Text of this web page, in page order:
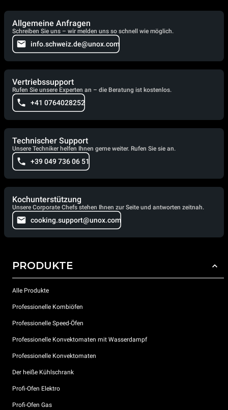
Allgemeine Anfragen
Schreiben Sie uns – wir melden uns so schnell wie möglich.
info.schweiz.de@unox.com
Vertriebssupport
Rufen Sie unsere Experten an – die Beratung ist kostenlos.
+41 0764028252
Technischer Support
Unsere Techniker helfen Ihnen gerne weiter. Rufen Sie sie an.
+39 049 736 06 51
Kochunterstützung
Unsere Corporate Chefs stehen Ihnen zur Seite und antworten zeitnah.
cooking.support@unox.com
PRODUKTE
Alle Produkte
Professionelle Kombiöfen
Professionelle Speed-Öfen
Professionelle Konvektomaten mit Wasserdampf
Professionelle Konvektomaten
Der heiße Kühlschrank
Profi-Ofen Elektro
Profi-Ofen Gas